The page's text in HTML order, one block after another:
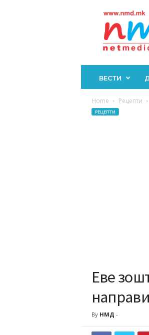
ВЕСТИ
Home Рецепти
РЕЦЕПТИ
Еве
By НМД -